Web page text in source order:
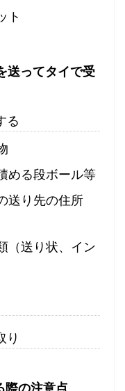
ト
送ってタイで受
る
める段ボール等
送り先の住所
（送り状、イン
り